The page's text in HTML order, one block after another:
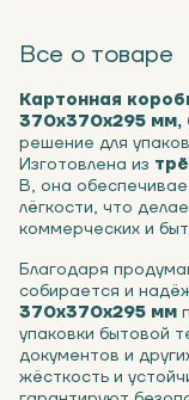
Все о товаре
Картонная
370х370х295 мм,
решение для
Изготовлена из
В, она
лёгкости, что
коммерческих и
Благодаря
собирается и
370х370х295 мм
упаковки бытовой
документов и
жёсткость и